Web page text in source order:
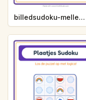
billedsudoku-mellem-zoodyr-4179